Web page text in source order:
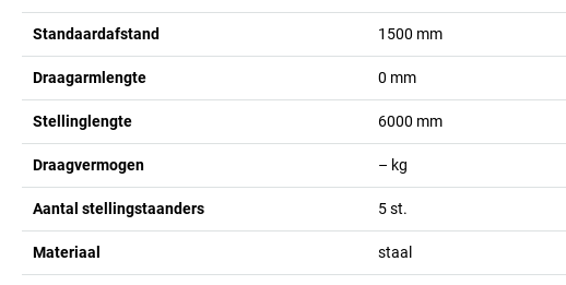
Standaardafstand 1500 mm
Draagarmlengte 0 mm
Stellinglengte 6000 mm
Draagvermogen – kg
Aantal stellingstaanders 5st.
Materiaal staal